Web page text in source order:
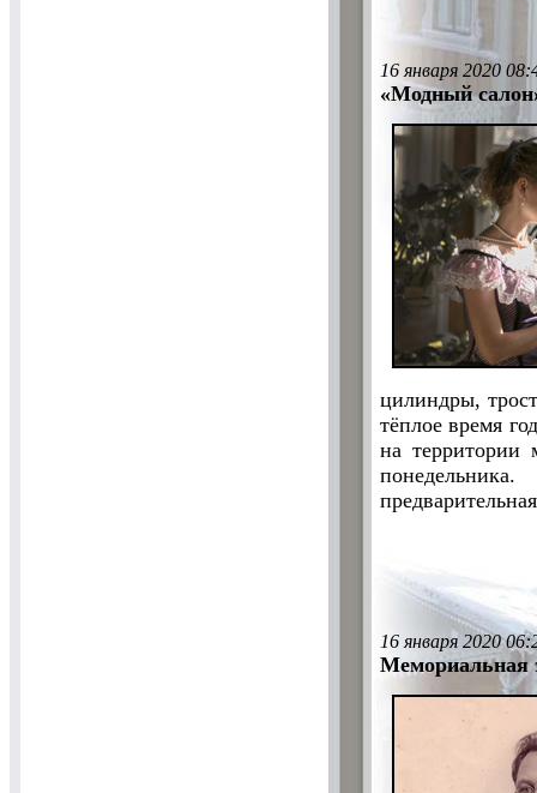
16 января 2020
«Модный
цилиндры,
тёплое время
на территории
16 января 2020
Мемориальная